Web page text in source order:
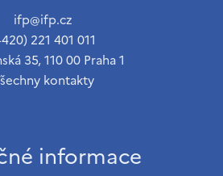
ifp@ifp.cz
221 401 011
35, 110 00 Praha 1
kontakty
informace